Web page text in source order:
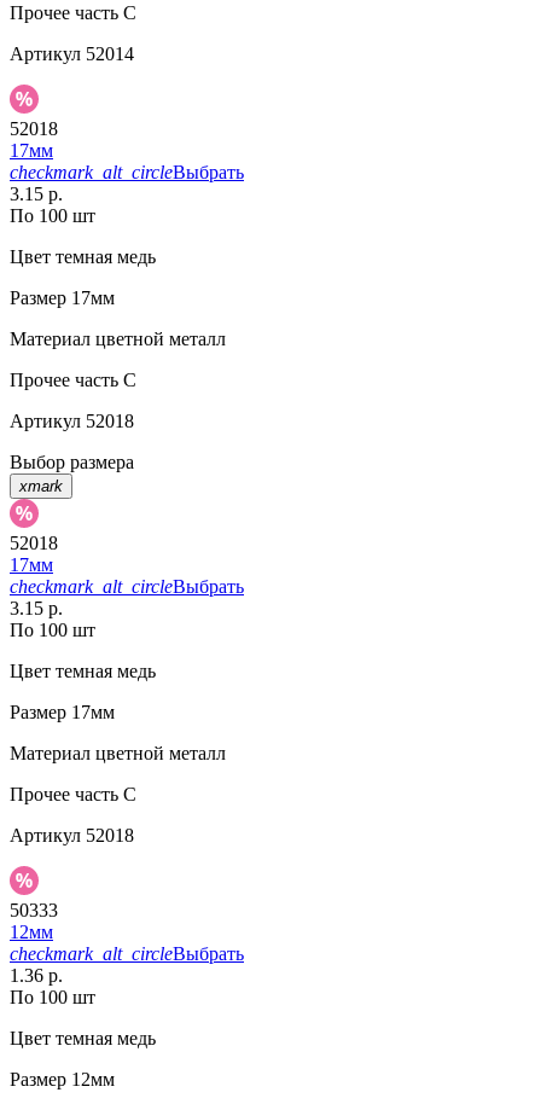
Прочее часть С
Артикул 52014
52018
17мм
checkmark_alt_circleВыбрать
3.15 р.
По 100 шт
Цвет темная медь
Размер 17мм
Материал цветной металл
Прочее часть С
Артикул 52018
Выбор размера
xmark
52018
17мм
checkmark_alt_circleВыбрать
3.15 р.
По 100 шт
Цвет темная медь
Размер 17мм
Материал цветной металл
Прочее часть С
Артикул 52018
50333
12мм
checkmark_alt_circleВыбрать
1.36 р.
По 100 шт
Цвет темная медь
Размер 12мм